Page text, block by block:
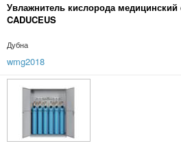
Увлажнитель кислорода
CADUCEUS
Дубна
wmg2018